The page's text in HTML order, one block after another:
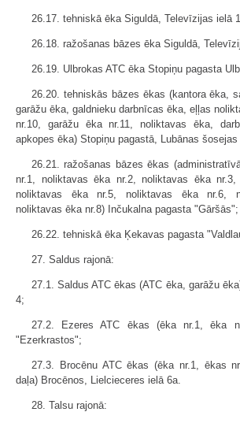
26.17. tehniskā ēka Siguldā, Televīzijas ielā
26.18. ražošanas bāzes ēka Siguldā,
26.19. Ulbrokas ATC ēka Stopiņu pagasta
26.20. tehniskās bāzes ēkas (kantora ēka,
garāžu ēka, galdnieku darbnīcas ēka, eļļas
nr.10, garāžu ēka nr.11, noliktavas ēka,
apkopes ēka) Stopiņu pagastā, Lubānas
26.21. ražošanas bāzes ēkas
nr.1, noliktavas ēka nr.2, noliktavas ēka nr.3,
noliktavas ēka nr.5, noliktavas ēka nr.6,
noliktavas ēka nr.8) Inčukalna pagasta "Gāršās";
26.22. tehniskā ēka Ķekavas pagasta
27. Saldus rajonā:
27.1. Saldus ATC ēkas (ATC ēka, garāžu
4;
27.2. Ezeres ATC ēkas (ēka nr.1, ēka
"Ezerkrastos";
27.3. Brocēnu ATC ēkas (ēka nr.1, ēkas
daļa) Brocēnos, Lielcieceres ielā 6a.
28. Talsu rajonā: